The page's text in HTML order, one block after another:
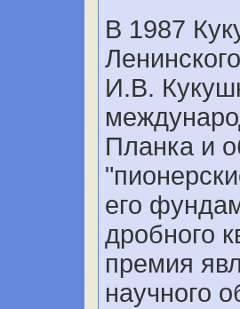
В 1987
И.В.
Планка и
его
дробного
премия
научного